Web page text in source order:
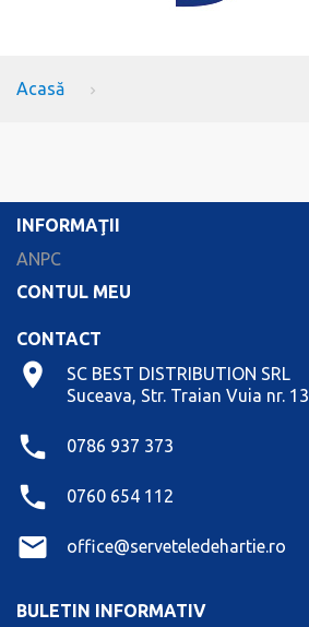
Acasă
INFORMAŢII
ANPC
CONTUL MEU
CONTACT
SC BEST DISTRIBUTION SRL
Suceava, Str. Traian Vuia nr. 13
0786 937 373
0760 654 112
office@serveteledehartie.ro
BULETIN INFORMATIV